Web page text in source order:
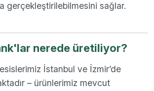
gerçekleştirilebilmesini sağlar.
nerede üretiliyor?
İstanbul ve İzmir’de
– ürünlerimiz mevcut